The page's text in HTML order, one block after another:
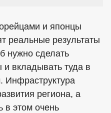
и японцы
реальные результаты
нужно сделать
и вкладывать туда в
региона, а
в этом очень